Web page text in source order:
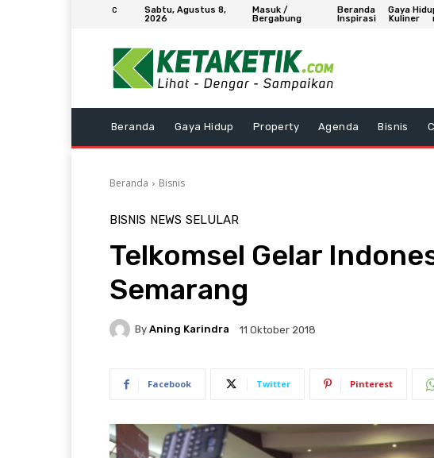
C
Sabtu, Agustus 8,
2026
Masuk /
Bergabung
Beranda Gaya
Inspirasi
Kuliner
Beranda Gaya Hidup Property Agenda Bisnis
Beranda Bisnis
BISNIS NEWS SELULAR
Telkomsel Gelar
Semarang
By Aning Karindra 11 Oktober 2018
Facebook Twitter Pinterest